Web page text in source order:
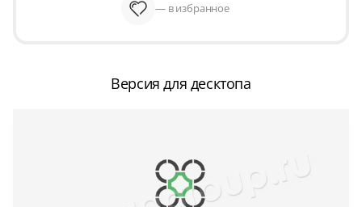
— в избранное
Версия для десктопа